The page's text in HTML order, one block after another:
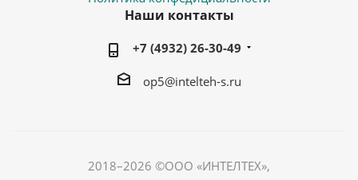
Наши контакты
+7 (4932) 26-30-49
op5@intelteh-s.ru
2018–2026 ©ООО «ИНТЕЛТЕХ»,